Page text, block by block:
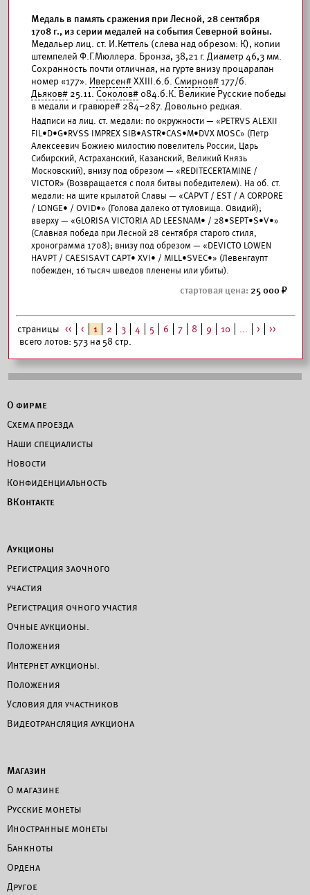
Медаль в память сражения при Лесной, 28 сентября
1708 г., из серии медалей на события Северной войны.
Медальер лиц. ст. И.Кеттель (слева над обрезом: К), копии
штемпелей Ф.Г.Мюллера. Бронза, 38,21 г. Диаметр 46,3 мм.
Сохранность почти отличная, на гурте внизу процарапан
номер «177». Иверсен#XXIII.6.б. Смирнов# 177/б.
Дьяков# 25.11. Соколов# 084.б.К. Великие Русские победы
в медали и гравюре# 284–287. Довольно редкая.
Надписи на лиц. ст. медали: по окружности — «PETRVS ALEXII
FIL•D•G•RVSS IMPREX SIB•ASTR•CAS•M•DVX MOSC» (Петр
Алексеевич Божиею милостию повелитель России, Царь
Сибирский, Астраханский, Казанский, Великий Князь
Московский), внизу под обрезом — «REDITECERTAMINE /
VICTOR» (Возвращается с поля битвы победителем). На об. ст.
медали: на щите крылатой Славы — «CAPVT / EST / A CORPORE
/ LONGE• / OVID•» (Голова далеко от туловища. Овидий);
вверху — «GLORISA VICTORIA AD LEESNAM• / 28•SEPT•S•V•»
(Славная победа при Лесной 28 сентября старого стиля,
хронограмма 1708); внизу под обрезом — «DEVICTO LOWEN
HAVPT / CAESISAVT CAPT• XVI• / MILL•SVEC•» (Левенгаупт
побежден, 16 тысяч шведов пленены или убиты).
25 000
страницы << < 1 2 3 4 5 6 7 8 9 10 ... >
>>
всего лотов: 573 на 58 стр.
О фирме
Схема проезда
Наши специалисты
Новости
Конфиденциальность
ВКонтакте
Аукционы
Регистрация заочного
участия
Регистрация очного участия
Очные аукционы.
Положения
Интернет аукционы.
Положения
Условия для участников
Видеотрансляция аукциона
Магазин
О магазине
Русские монеты
Иностранные монеты
Банкноты
Ордена
Другое